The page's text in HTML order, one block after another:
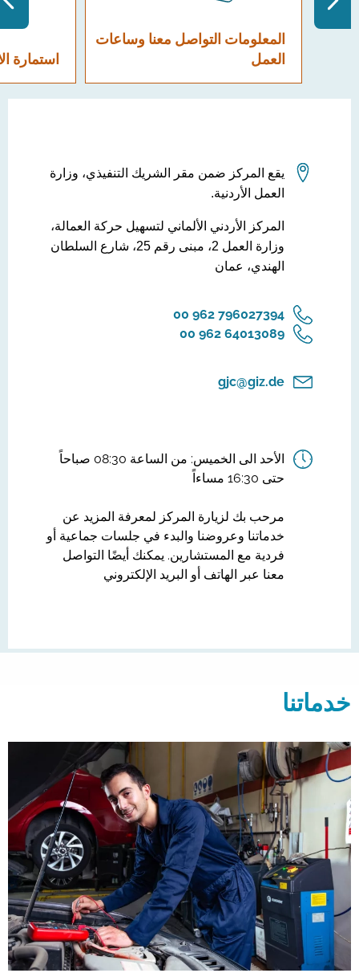
المعلومات التواصل معنا وساعات
العمل
استمارة
يقع المركز ضمن مقر الشريك التنفيذي، وزارة
العمل الأردنية.
المركز الأردني الألماني لتسهيل حركة العمالة،
وزارة العمل 2، مبنى رقم 25، شارع السلطان
الهندي، عمان
‎00 962 796027394
‎00 962 64013089
gjc@giz.de
الأحد الى الخميس: من الساعة 08:30 صباحاً
حتى 16:30 مساءاً
مرحب بك لزيارة المركز لمعرفة المزيد عن
خدماتنا وعروضنا والبدء في جلسات جماعية أو
فردية مع المستشارين. يمكنك أيضًا التواصل
معنا عبر الهاتف أو البريد الإلكتروني
خدماتنا